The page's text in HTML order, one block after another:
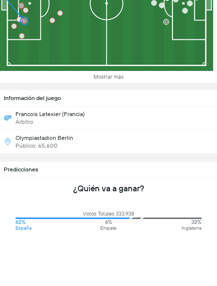
Mostrar más
Información del juego
Francois Letexier (Francia)
Árbitro
Olympiastadion Berlin
Público: 65,600
Predicciones
¿Quién va a ganar?
Votos Totales 333,938
62%
España
6%
Empate
32%
Inglaterra